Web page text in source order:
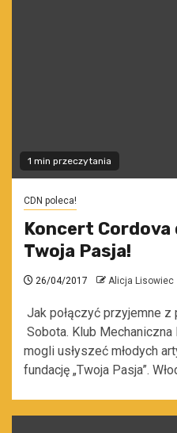
1 min przeczytania
CDN poleca!
Koncert
Twoja Pasja!
26/04/2017 Alicja Lisowiec
Jak połączyć przyjemne z
Sobota. Klub
mogli usłyszeć młodych
fundację „Twoja Pasja”.